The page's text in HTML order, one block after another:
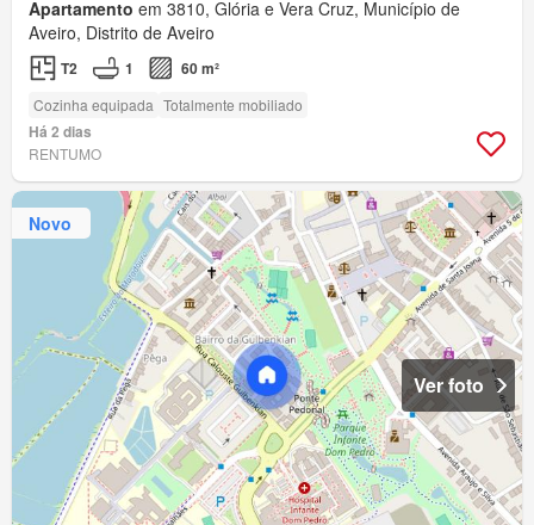
Apartamento em 3810, Glória e Vera Cruz, Município de
Aveiro, Distrito de Aveiro
T2 1 60 m²
Cozinha equipada Totalmente mobiliado
Há 2 dias
RENTUMO
Novo
Ver foto